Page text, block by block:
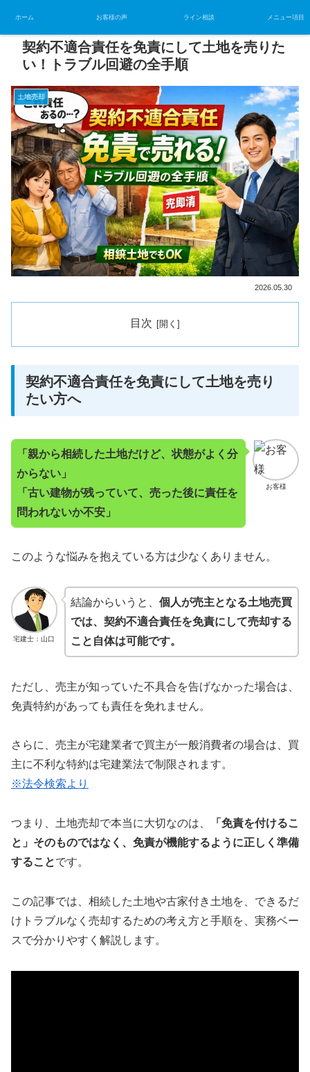
契約不適合責任を免責にして土地を売りた
い！トラブル回避の全手順
土地売却
2026.05.30
目次
契約不適合責任を免責にして土地を売り
たい方へ
お客様
「親から相続した土地だけど、状態がよく分
からない」
「古い建物が残っていて、売った後に責任を
問われないか不安」
このような悩みを抱えている方は少なくありません。
宅建士：山口
結論からいうと、 個人が売主となる土地売買
では、契約不適合責任を免責にして売却する
こと自体は可能です。
ただし、売主が知っていた不具合を告げなかった場合は、
免責特約があっても責任を免れません。
さらに、売主が宅建業者で買主が一般消費者の場合は、買
主に不利な特約は宅建業法で制限されます。
※法令検索より
つまり、土地売却で本当に大切なのは、
「免責を付けるこ
と」そのものではなく、免責が機能するように正しく準備
することです。
この記事では、相続した土地や古家付き土地を、できるだ
けトラブルなく売却するための考え方と手順を、実務ベー
スで分かりやすく解説します。
ホーム お客様の声 ライン相談 メニュー項目